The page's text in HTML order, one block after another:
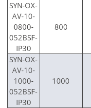
SYN-OX-
AV-10-
0800-
052BSF-
IP30
800
SYN-OX-
AV-10-
1000-
052BSF-
IP30
1000